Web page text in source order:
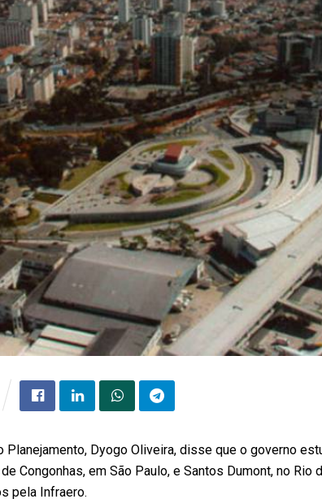
Planejamento, Dyogo Oliveira, disse que o governo
de Congonhas, em São Paulo, e Santos Dumont, no Rio
pela Infraero.